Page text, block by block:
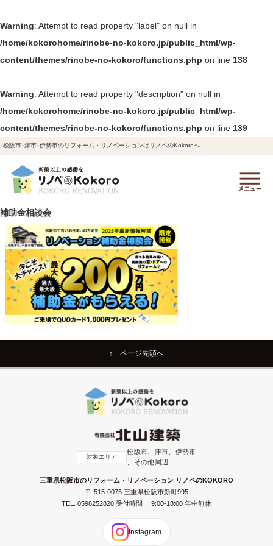
Warning: Attempt to read property "label" on null in
/home/kokorohome/rinobe-no-kokoro.jp/public_html/wp-
content/themes/rinobe-no-kokoro/functions.php on line 138
Warning: Attempt to read property "description" on null in
/home/kokorohome/rinobe-no-kokoro.jp/public_html/wp-
content/themes/rinobe-no-kokoro/functions.php on line 139
松阪市･津市･伊勢市のリフォーム・リノベーションはリノベのKokoroへ
補助金相談会
↑ ページ先頭へ
対象エリア
松阪市、津市、伊勢市
、その他周辺
三重県松阪市のリフォーム・リノベーション リノベのKOKORO
〒 515-0075 三重県松阪市新町995
TEL. 0598252820 受付時間 9:00-18:00 年中無休
Instagram